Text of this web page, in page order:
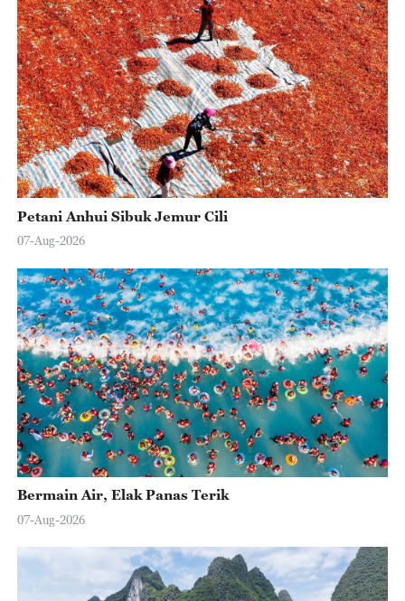
Petani Anhui Sibuk Jemur Cili
07-Aug-2026
Bermain Air, Elak Panas Terik
07-Aug-2026